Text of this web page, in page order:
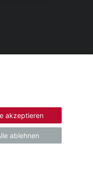
& Co. KG (DE)
akzeptieren
ablehnen